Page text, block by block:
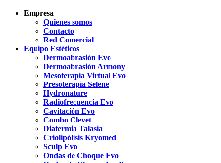
Empresa
Quienes somos
Contacto
Red Comercial
Equipo Estéticos
Dermoabrasión Evo
Dermoabrasión Armony
Mesoterapia Virtual Evo
Presoterapia Selene
Hydronature
Radiofrecuencia Evo
Cavitación Evo
Combo Clevet
Diatermia Talasia
Criolipólisis Kryomed
Sculp Evo
Ondas de Choque Evo